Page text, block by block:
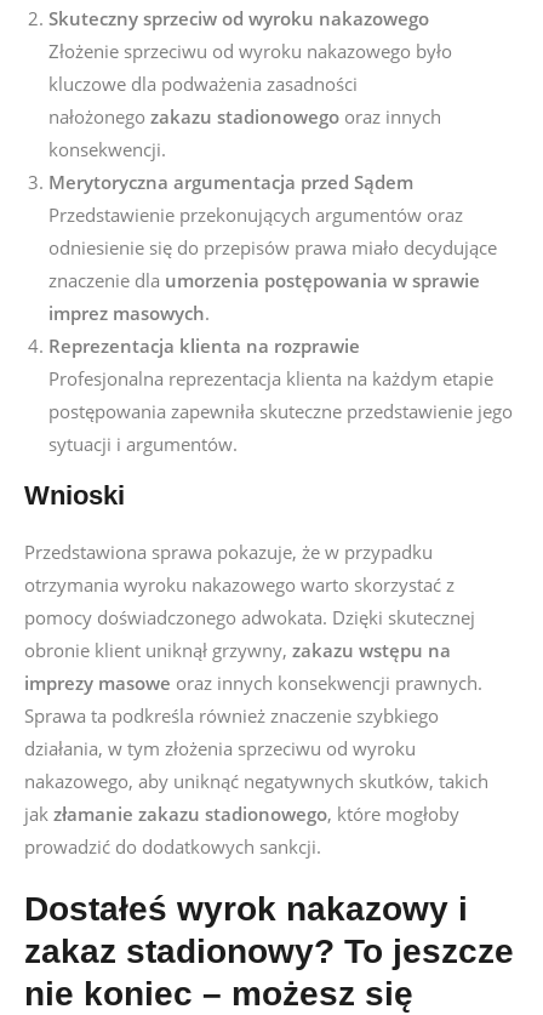
Skuteczny sprzeciw od wyroku nakazowego
Złożenie sprzeciwu od wyroku nakazowego było
kluczowe dla podważenia zasadności
nałożonego zakazu stadionowego oraz innych
konsekwencji.
Merytoryczna argumentacja przed Sądem
Przedstawienie przekonujących argumentów oraz
odniesienie się do przepisów prawa miało decydujące
znaczenie dla umorzenia postępowania w sprawie
imprez masowych.
Reprezentacja klienta na rozprawie
Profesjonalna reprezentacja klienta na każdym etapie
postępowania zapewniła skuteczne przedstawienie jego
sytuacji i argumentów.
Wnioski
Przedstawiona sprawa pokazuje, że w przypadku
otrzymania wyroku nakazowego warto skorzystać z
pomocy doświadczonego adwokata. Dzięki skutecznej
obronie klient uniknął grzywny, zakazu wstępu na
imprezy masowe oraz innych konsekwencji prawnych.
Sprawa ta podkreśla również znaczenie szybkiego
działania, w tym złożenia sprzeciwu od wyroku
nakazowego, aby uniknąć negatywnych skutków, takich
jak złamanie zakazu stadionowego, które mogłoby
prowadzić do dodatkowych sankcji.
Dostałeś wyrok nakazowy i
zakaz stadionowy? To jeszcze
nie koniec – możesz się